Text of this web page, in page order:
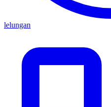
lelungan